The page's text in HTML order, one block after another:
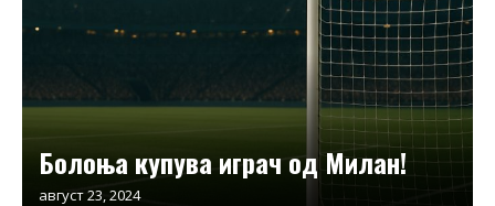
Болоња купува играч од Милан!
август 23, 2024